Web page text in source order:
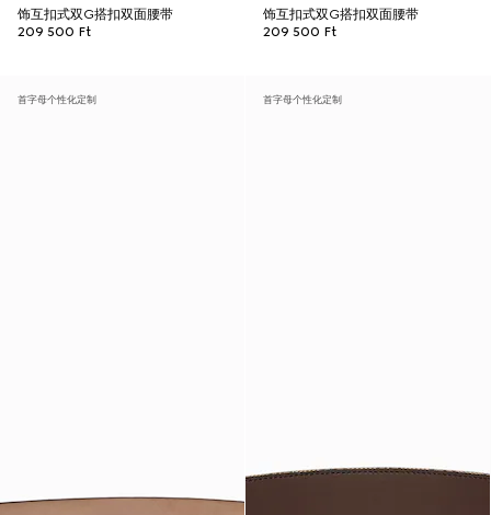
饰互扣式双G搭扣双面腰带
209 500 Ft
饰互扣式双G搭扣双面腰带
209 500 Ft
首字母个性化定制 首字母个性化定制